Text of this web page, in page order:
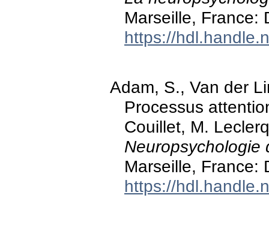
Marseille, France:
https://
Adam, S., Van der
Processus
Couillet, M.
Neuropsychologie
Marseille, France:
https://